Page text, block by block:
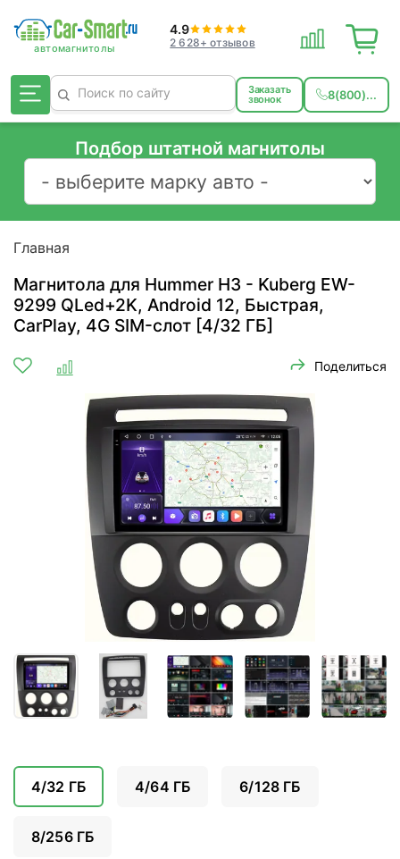
4.9
2 628+ отзывов
Заказать
звонок 8(800)...
Подбор штатной магнитолы
Главная
Магнитола для Hummer H3 - Kuberg EW-
9299 QLed+2K, Android 12, Быстрая,
CarPlay, 4G SIM-слот [4/32 ГБ]
Поделиться
4/32 ГБ 4/64 ГБ 6/128 ГБ
8/256 ГБ